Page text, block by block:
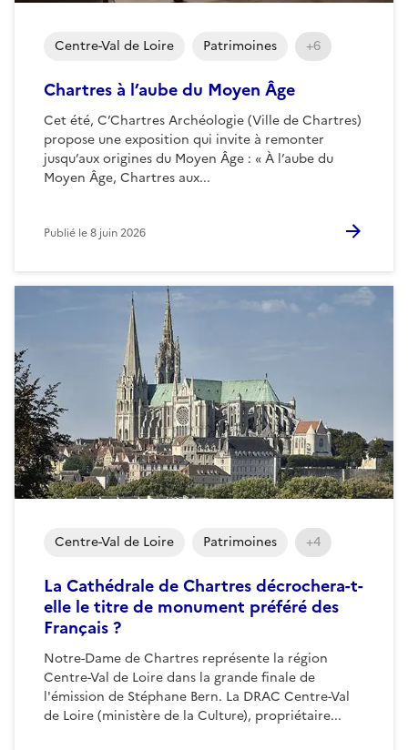
Chartres à l’aube du Moyen Âge
Cet été, C’Chartres Archéologie (Ville de Chartres)
propose une exposition qui invite à remonter
jusqu’aux origines du Moyen Âge : « À l’aube du
Moyen Âge, Chartres aux...
Centre-Val de Loire Patrimoines +6
Publié le8 juin 2026
La Cathédrale de Chartres décrochera-t-
elle le titre de monument préféré des
Français ?
Notre-Dame de Chartres représente la région
Centre-Val de Loire dans la grande finale de
l'émission de Stéphane Bern. La DRAC Centre-Val
de Loire (ministère de la Culture), propriétaire...
Centre-Val de Loire Patrimoines +4